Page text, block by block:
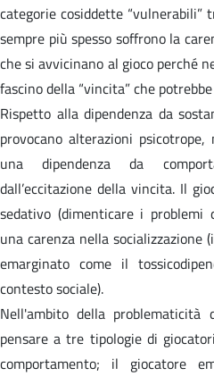
categorie cosiddette
sempre più spesso soffrono la
che si avvicinano al gioco perché
fascino della “vincita” che
Rispetto alla dipendenza da
provocano alterazioni
una dipendenza da
dall’eccitazione della vincita. Il
sedativo (dimenticare i problemi
una carenza nella socializzazione
emarginato come il
contesto sociale).
Nell'ambito della problematicità
pensare a tre tipologie di
comportamento; il giocatore